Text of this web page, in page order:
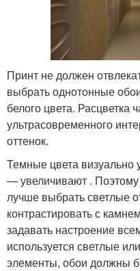
Принт не должен
выбрать однотонные
белого цвета. Расцветка
ультрасовременного
оттенок.
Темные цвета
— увеличивают .
лучше выбрать светлые
контрастировать с
задавать настроение
используется светлые
элементы, обои должны